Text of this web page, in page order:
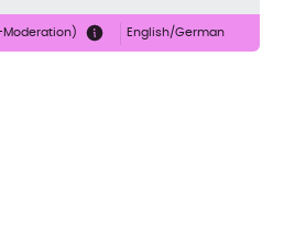
English/German